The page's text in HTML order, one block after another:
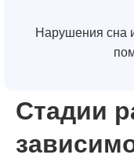
Нарушения сна
Стадии